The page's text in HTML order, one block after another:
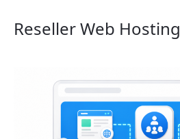
Reseller Web Hosting